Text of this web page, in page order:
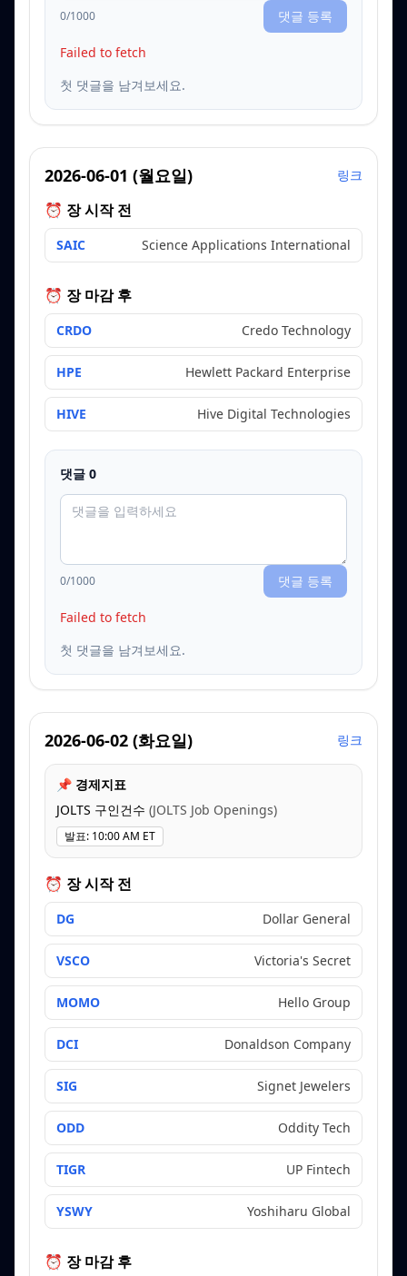
0/1000 댓글 등록
Failed to fetch
첫 댓글을 남겨보세요.
2026-06-01 (월요일) 링크
⏰ 장 시작 전
SAIC Science Applications International
⏰ 장 마감 후
CRDO Credo Technology
HPE Hewlett Packard Enterprise
HIVE Hive Digital Technologies
댓글 0
0/1000 댓글 등록
Failed to fetch
첫 댓글을 남겨보세요.
2026-06-02 (화요일) 링크
📌 경제지표
JOLTS 구인건수 (JOLTS Job Openings)
발표: 10:00 AM ET
⏰ 장 시작 전
DG Dollar General
VSCO Victoria's Secret
MOMO Hello Group
DCI Donaldson Company
SIG Signet Jewelers
ODD Oddity Tech
TIGR UP Fintech
YSWY Yoshiharu Global
⏰ 장 마감 후